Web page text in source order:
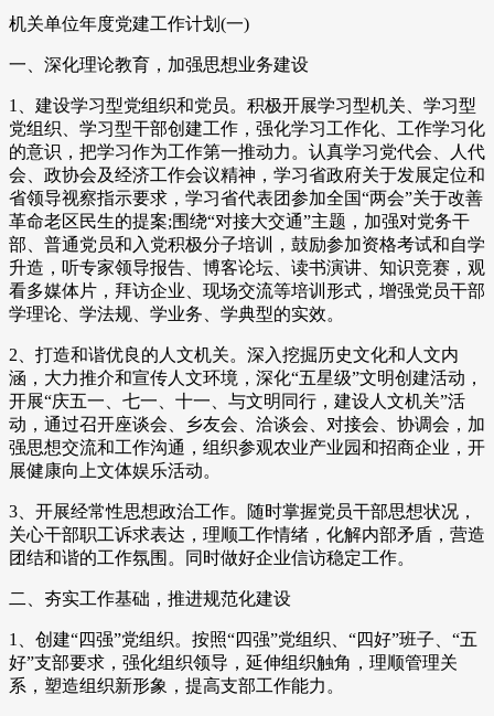
机关单位年度党建工作计划(一)
一、深化理论教育，加强思想业务建设
1、建设学习型党组织和党员。积极开展学习型机关、学习型
党组织、学习型干部创建工作，强化学习工作化、工作学习化
的意识，把学习作为工作第一推动力。认真学习党代会、人代
会、政协会及经济工作会议精神，学习省政府关于发展定位和
省领导视察指示要求，学习省代表团参加全国“两会”关于改善
革命老区民生的提案;围绕“对接大交通”主题，加强对党务干
部、普通党员和入党积极分子培训，鼓励参加资格考试和自学
升造，听专家领导报告、博客论坛、读书演讲、知识竞赛，观
看多媒体片，拜访企业、现场交流等培训形式，增强党员干部
学理论、学法规、学业务、学典型的实效。
2、打造和谐优良的人文机关。深入挖掘历史文化和人文内
涵，大力推介和宣传人文环境，深化“五星级”文明创建活动，
开展“庆五一、七一、十一、与文明同行，建设人文机关”活
动，通过召开座谈会、乡友会、洽谈会、对接会、协调会，加
强思想交流和工作沟通，组织参观农业产业园和招商企业，开
展健康向上文体娱乐活动。
3、开展经常性思想政治工作。随时掌握党员干部思想状况，
关心干部职工诉求表达，理顺工作情绪，化解内部矛盾，营造
团结和谐的工作氛围。同时做好企业信访稳定工作。
二、夯实工作基础，推进规范化建设
1、创建“四强”党组织。按照“四强”党组织、“四好”班子、“五
好”支部要求，强化组织领导，延伸组织触角，理顺管理关
系，塑造组织新形象，提高支部工作能力。